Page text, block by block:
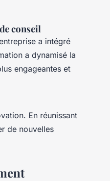
conseil
a intégré
a dynamisé la
engageantes et
En réunissant
de nouvelles